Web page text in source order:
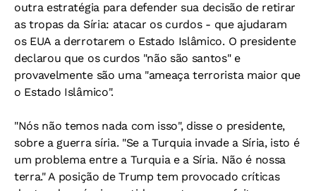
outra estratégia para defender sua decisão de retirar
as tropas da Síria: atacar os curdos - que ajudaram
os EUA a derrotarem o Estado Islâmico. O presidente
declarou que os curdos "não são santos" e
provavelmente são uma "ameaça terrorista maior que
o Estado Islâmico".
"Nós não temos nada com isso", disse o presidente,
sobre a guerra síria. "Se a Turquia invade a Síria, isto é
um problema entre a Turquia e a Síria. Não é nossa
terra." A posição de Trump tem provocado críticas